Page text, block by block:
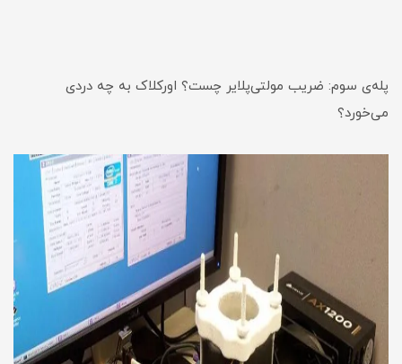
پله‌ی سوم: ضریب مولتی‌پلایر چست؟ اورکلاک به چه دردی
می‌خورد؟